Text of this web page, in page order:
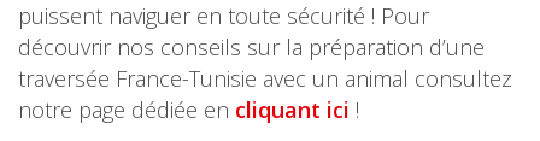
puissent naviguer en toute sécurité ! Pour
découvrir nos conseils sur la préparation d’une
traversée France-Tunisie avec un animal consultez
notre page dédiée en cliquant ici !